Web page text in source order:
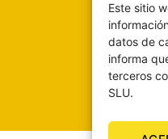
Este sitio
datos de
informa
terceros
SLU.